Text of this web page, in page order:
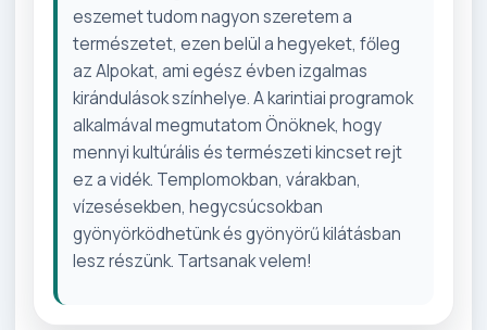
eszemet tudom nagyon szeretem a
természetet, ezen belül a hegyeket, főleg
az Alpokat, ami egész évben izgalmas
kirándulások színhelye. A karintiai programok
alkalmával megmutatom Önöknek, hogy
mennyi kultúrális és természeti kincset rejt
ez a vidék. Templomokban, várakban,
vízesésekben, hegycsúcsokban
gyönyörködhetünk és gyönyörű kilátásban
lesz részünk. Tartsanak velem!